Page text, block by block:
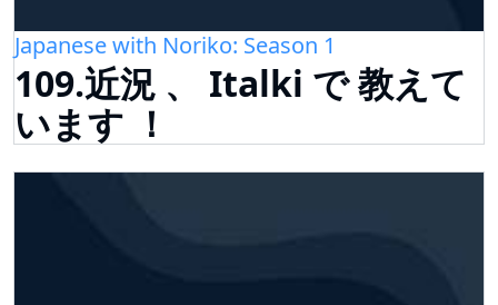
Japanese with Noriko: Season 1
109.近況 、 Italki で 教えて
います ！